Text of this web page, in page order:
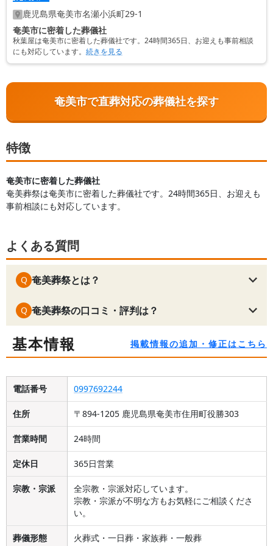
鹿児島県奄美市名瀬小浜町29-1
奄美市に密着した葬儀社
秋葉屋は奄美市に密着した葬儀社です。24時間365日、お迎えも事前相談
にも対応しています。 続きを見る
奄美市で直葬対応の葬儀社を探す
特徴
奄美市に密着した葬儀社
奄美葬祭は奄美市に密着した葬儀社です。24時間365日、お迎えも
事前相談にも対応しています。
よくある質問
Q 奄美葬祭とは？
Q 奄美葬祭の口コミ・評判は？
基本情報 掲載情報の追加・修正はこちら
電話番号 0997692244
住所 〒894-1205 鹿児島県奄美市住用町役勝303
営業時間 24時間
定休日 365日営業
宗教・宗派
全宗教・宗派対応しています。
宗教・宗派が不明な方もお気軽にご相談くださ
い。
葬儀形態 火葬式・一日葬・家族葬・一般葬